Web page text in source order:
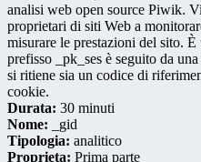
analisi web open source Piwik.
proprietari di siti Web a
misurare le prestazioni del sito.
prefisso _pk_ses è seguito da
si ritiene sia un codice di
cookie.
Durata: 30 minuti
Nome: _gid
Tipologia: analitico
Proprieta: Prima parte